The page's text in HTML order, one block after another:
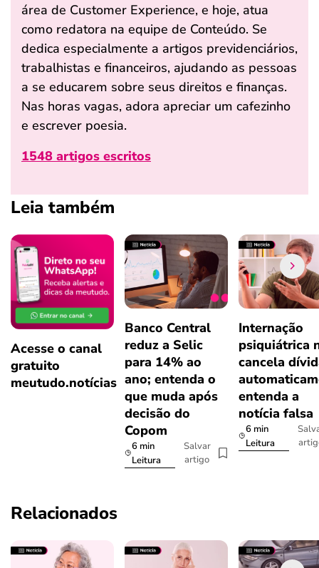
área de Customer Experience, e hoje, atua
como redatora na equipe de Conteúdo. Se
dedica especialmente a artigos previdenciários,
trabalhistas e financeiros, ajudando as pessoas
a se educarem sobre seus direitos e finanças.
Nas horas vagas, adora apreciar um cafezinho
e escrever poesia.
1548 artigos escritos
Leia também
Acesse o canal
gratuito
meutudo.notícias
Banco Central
reduz a Selic
para 14% ao
ano; entenda o
que muda após
decisão do
Copom
6 min
Leitura
Salvar
artigo
Internação
psiquiátrica
cancela
entenda a
notícia falsa
6 min
Leitura
Relacionados